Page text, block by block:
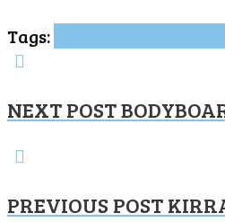
Tags:
NEXT POST
PREVIOUS POST